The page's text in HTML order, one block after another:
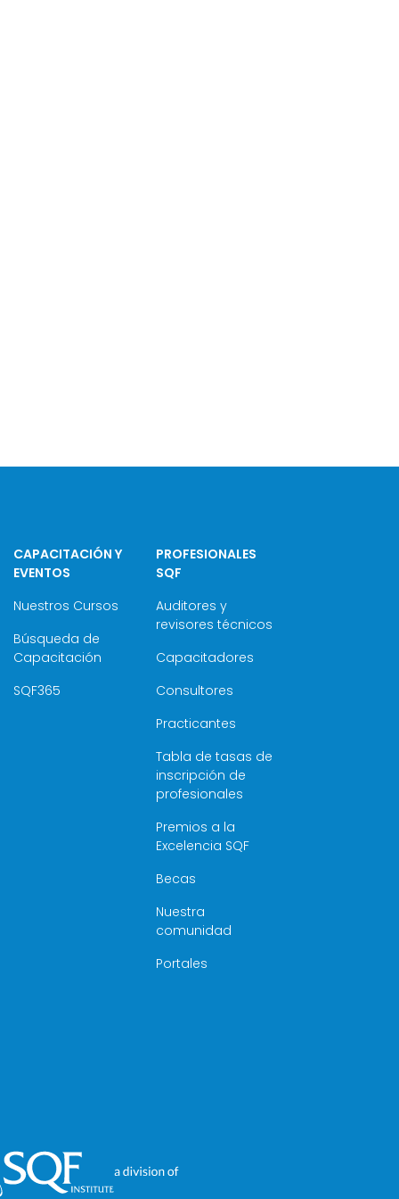
CAPACITACIÓN Y
EVENTOS
Nuestros Cursos
Búsqueda de
Capacitación
SQF365
PROFESIONALES
SQF
Auditores y
revisores técnicos
Capacitadores
Consultores
Practicantes
Tabla de tasas de
inscripción de
profesionales
Premios a la
Excelencia SQF
Becas
Nuestra
comunidad
Portales